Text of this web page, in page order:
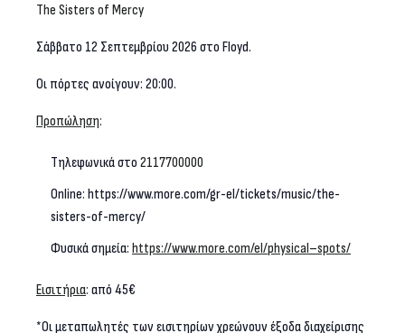
The Sisters of Mercy
Σάββατο 12 Σεπτεμβρίου 2026 στο Floyd.
Οι πόρτες ανοίγουν: 20:00.
Προπώληση:
Τηλεφωνικά στο 2117700000
Online: https://www.more.com/gr-el/tickets/music/the-
sisters-of-mercy/
Φυσικά σημεία: https://www.more.com/el/physical–spots/
Εισιτήρια: από 45€
*Οι μεταπωλητές των εισιτηρίων χρεώνουν έξοδα διαχείρισης